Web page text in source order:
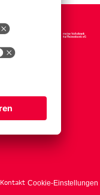
Kontakt Cookie-Einstellungen